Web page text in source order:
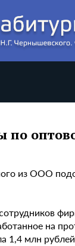
из ООО
на
1,4 млн